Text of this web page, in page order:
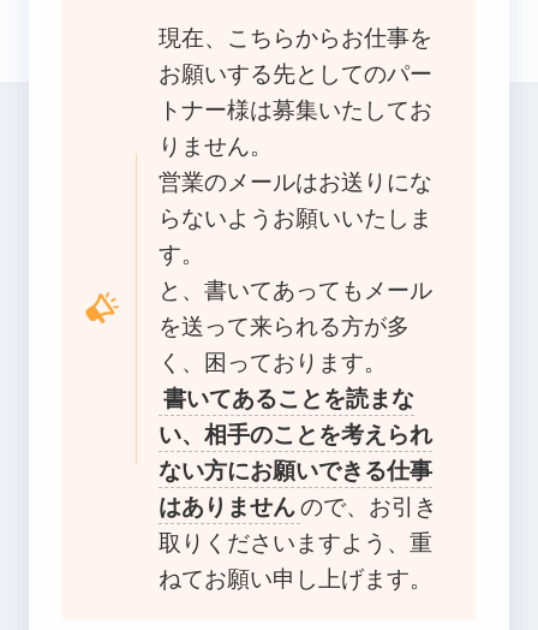
現在、こちらからお仕事を
お願いする先としてのパー
トナー様は募集いたしてお
りません。
営業のメールはお送りにな
らないようお願いいたしま
す。
と、書いてあってもメール
を送って来られる方が多
く、困っております。
書いてあることを読まな
い、相手のことを考えられ
ない方にお願いできる仕事
はありませんので、お引き
取りくださいますよう、重
ねてお願い申し上げます。